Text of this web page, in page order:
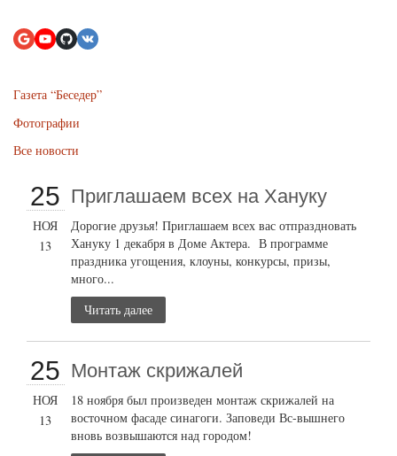
Газета “Беседер”
Фотографии
Все новости
25
НОЯ
13
Приглашаем всех на Хануку
Дорогие друзья! Приглашаем всех вас отпраздновать
Хануку 1 декабря в Доме Актера. В программе
праздника угощения, клоуны, конкурсы, призы,
много...
Читать далее
25
НОЯ
13
Монтаж скрижалей
18 ноября был произведен монтаж скрижалей на
восточном фасаде синагоги. Заповеди Вс-вышнего
вновь возвышаются над городом!